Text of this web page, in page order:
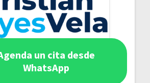
un cita desde
WhatsApp